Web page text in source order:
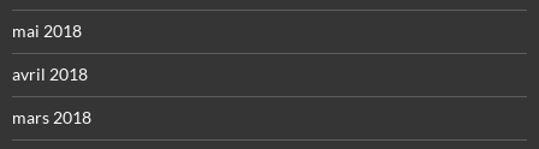
mai 2018
avril 2018
mars 2018